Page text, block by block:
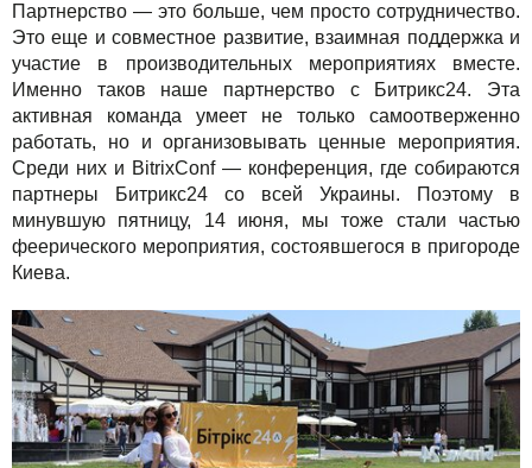
TuchaBackup
TuchaHosting
TuchaSync
Удаленный офис
Реселінг хостингу
Карьера
Контакты
Сервисы
Решения
Для бизнеса
Техподдержка
Инструкции
Интервью
Авторская колонка
События
Партнерство — это больше, чем просто сотрудничество.
Это еще и совместное развитие, взаимная поддержка и
участие в производительных мероприятиях вместе.
Именно таков наше партнерство с Битрикс24. Эта
активная команда умеет не только самоотверженно
работать, но и организовывать ценные мероприятия.
Среди них и BitrixConf — конференция, где собираются
партнеры Битрикс24 со всей Украины. Поэтому в
минувшую пятницу, 14 июня, мы тоже стали частью
феерического мероприятия, состоявшегося в пригороде
Киева.